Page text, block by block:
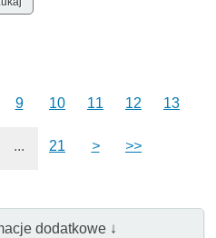
9 10 11 12 13
... 21 > >>
dodatkowe ↓